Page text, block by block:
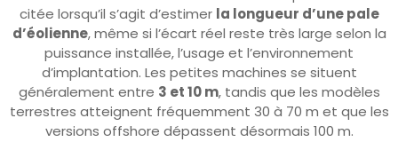
citée lorsqu’il s’agit d’estimer la longueur d’une pale
d’éolienne, même si l’écart réel reste très large selon la
puissance installée, l’usage et l’environnement
d’implantation. Les petites machines se situent
généralement entre 3 et 10 m, tandis que les modèles
terrestres atteignent fréquemment 30 à 70 m et que les
versions offshore dépassent désormais 100 m.